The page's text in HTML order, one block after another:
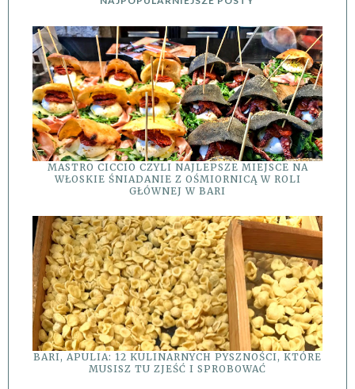
MASTRO CICCIO CZYLI NAJLEPSZE MIEJSCE NA
WŁOSKIE ŚNIADANIE Z OŚMIORNICĄ W ROLI
GŁÓWNEJ W BARI
BARI, APULIA: 12 KULINARNYCH PYSZNOŚCI, KTÓRE
MUSISZ TU ZJEŚĆ I SPROBOWAĆ